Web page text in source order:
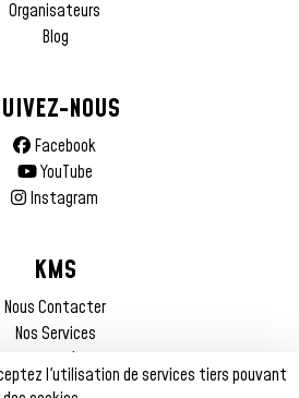
Organisateurs
Blog
NOUS
Facebook
YouTube
Instagram
KMS
Nous Contacter
Nos Services
Mentions Légales
l'utilisation de services tiers pouvant